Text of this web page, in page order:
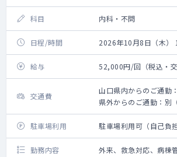
科目 内科・不問
日程/時間 2026年10月8日（木）
給与 52,000円/回（税込・交
交通費
山口県内からのご通勤
県外からのご通勤：別
駐車場利用 駐車場利用可（自己負
勤務内容 外来、救急対応、病棟